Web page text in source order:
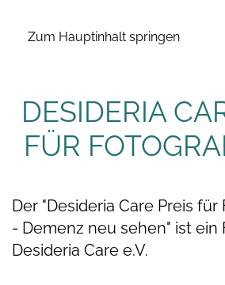
Zum Hauptinhalt springen
DESIDERIA
FÜR
Der "Desideria Care Preis für Fotografie 2022
- Demenz neu sehen" ist ein
Desideria Care e.V.⁠